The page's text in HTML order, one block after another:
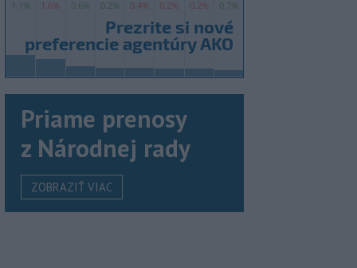
Priame prenosy
z Národnej rady
ZOBRAZIŤ VIAC